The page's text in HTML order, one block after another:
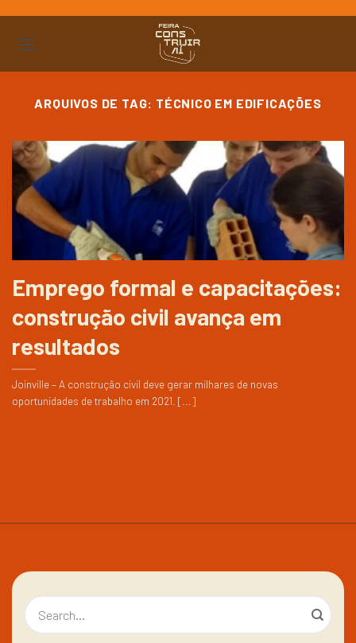
para
ARQUIVOS DE TAG: TÉCNICO EM EDIFICAÇÕES
Emprego formal e capacitações:
construção civil avança em
resultados
Joinville – A construção civil deve gerar milhares de novas
oportunidades de trabalho em 2021. [...]